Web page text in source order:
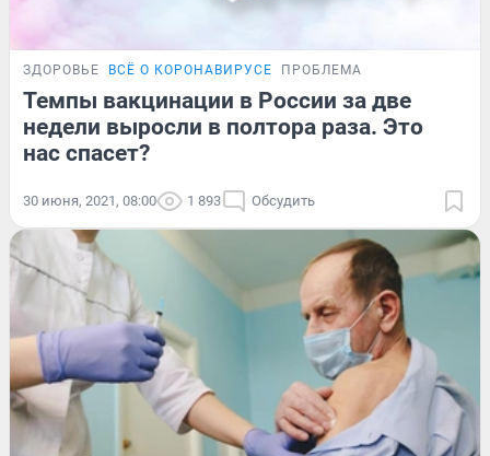
ЗДОРОВЬЕ ВСЁ О КОРОНАВИРУСЕ ПРОБЛЕМА
Темпы вакцинации в России за две
недели выросли в полтора раза. Это
нас спасет?
30 июня, 2021, 08:00 1 893 Обсудить